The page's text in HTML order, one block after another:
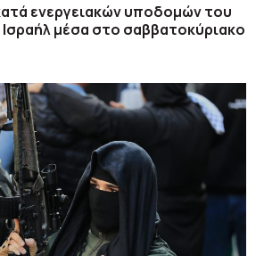
ενεργειακών υποδομών του
Ισραήλ μέσα στο σαββατοκύριακο